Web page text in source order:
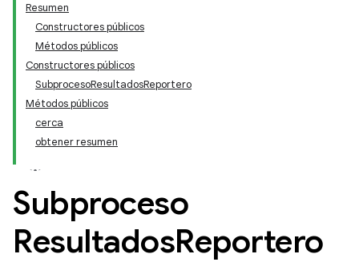
Resumen
Constructores públicos
Métodos públicos
Constructores públicos
SubprocesoResultadosReportero
Métodos públicos
cerca
obtener resumen
Subproceso
ResultadosReportero